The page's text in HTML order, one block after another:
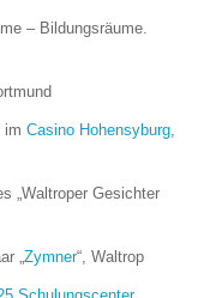
– Bildungsräume.
im Casino Hohensyburg,
„Waltroper Gesichter
„ Zymner“, Waltrop